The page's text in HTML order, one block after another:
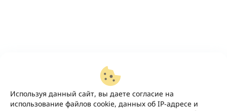
Используя данный сайт, вы даете согласие на
использование файлов cookie, данных об IP-адресе и